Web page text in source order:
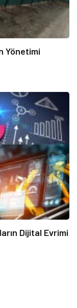
Yönetimi
Dijital Evrimi